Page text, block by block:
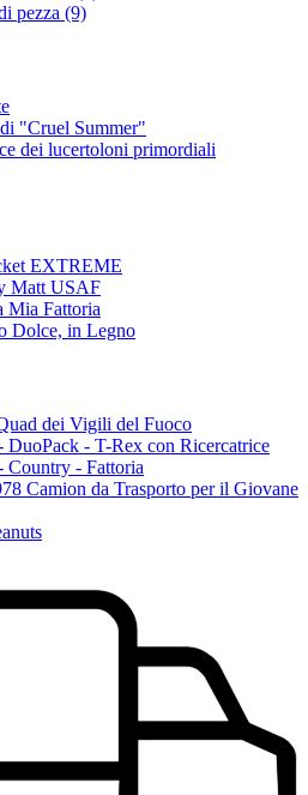
pezza (9)
"Cruel Summer"
dei lucertoloni primordiali
EXTREME
Matt USAF
Mia Fattoria
Dolce, in Legno
dei Vigili del Fuoco
- T-Rex con Ricercatrice
- Fattoria
Camion da Trasporto per il Giovane